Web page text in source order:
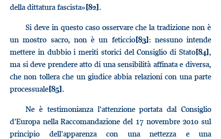
della dittatura fascista»[82].
Si deve in questo caso osservare che la tradizione non è
un mostro sacro, non è un feticcio[83]: nessuno intende
mettere in dubbio i meriti storici del Consiglio di Stato[84],
ma si deve prendere atto di una sensibilità affinata e diversa,
che non tollera che un giudice abbia relazioni con una parte
processuale[85].
Ne è testimonianza l’attenzione portata dal Consiglio
d’Europa nella Raccomandazione del 17 novembre 2010 sul
principio dell’apparenza con una nettezza e una